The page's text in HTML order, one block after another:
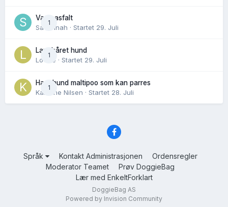
1
Varm asfalt
Savannah · Startet 29. Juli
1
Langhåret hund
Lovise · Startet 29. Juli
1
Hannhund maltipoo som kan parres
Karoline Nilsen · Startet 28. Juli
Språk Kontakt Administrasjonen
Ordensregler
Moderator Teamet
Prøv DoggieBag
Lær med EnkeltForklart
DoggieBag AS
Powered by Invision Community